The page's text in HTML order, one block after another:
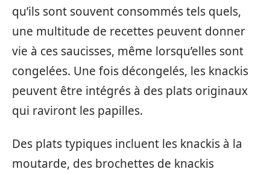
qu’ils sont souvent consommés tels quels,
une multitude de recettes peuvent donner
vie à ces saucisses, même lorsqu’elles sont
congelées. Une fois décongelés, les knackis
peuvent être intégrés à des plats originaux
qui raviront les papilles.
Des plats typiques incluent les knackis à la
moutarde, des brochettes de knackis